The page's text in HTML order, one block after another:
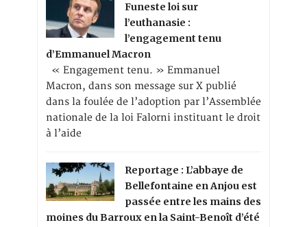
Funeste loi sur
l’euthanasie :
l’engagement tenu
d’Emmanuel Macron
« Engagement tenu. » Emmanuel
Macron, dans son message sur X publié
dans la foulée de l’adoption par l’Assemblée
nationale de la loi Falorni instituant le droit
à l’aide
Reportage : L’abbaye de
Bellefontaine en Anjou est
passée entre les mains des
moines du Barroux en la Saint-Benoît d’été